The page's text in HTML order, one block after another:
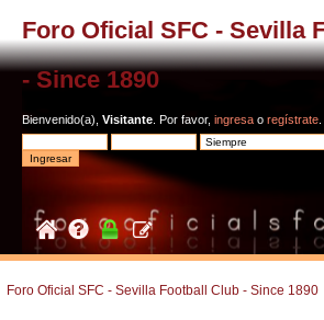
Foro Oficial SFC - Sevilla
- Since 1890
Bienvenido(a), Visitante . Por favor, ingresa o regístrate
Foro Oficial SFC - Sevilla Football Club - Since 1890